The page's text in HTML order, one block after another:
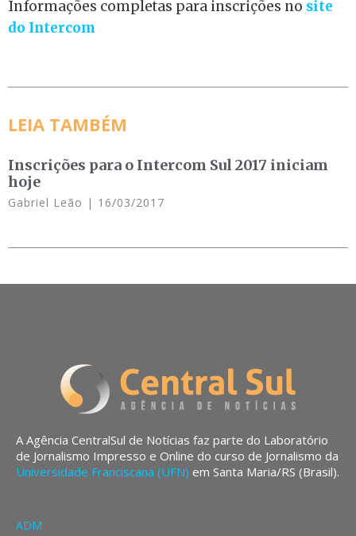
Informações completas para inscrições no site
do Intercom
LEIA TAMBÉM
Inscrições para o Intercom Sul 2017 iniciam
hoje
Gabriel Leão 16/03/2017
A Agência CentralSul de Notícias faz parte do Laboratório
de Jornalismo Impresso e Online do curso de Jornalismo da
Universidade Franciscana (UFN) em Santa Maria/RS (Brasil).
ADM